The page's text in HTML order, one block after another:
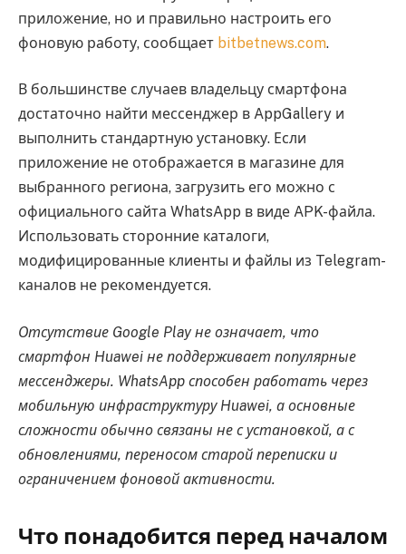
приложение, но и правильно настроить его
фоновую работу, сообщает bitbetnews.com.
В большинстве случаев владельцу смартфона
достаточно найти мессенджер в AppGallery и
выполнить стандартную установку. Если
приложение не отображается в магазине для
выбранного региона, загрузить его можно с
официального сайта WhatsApp в виде APK-файла.
Использовать сторонние каталоги,
модифицированные клиенты и файлы из Telegram-
каналов не рекомендуется.
Отсутствие Google Play не означает, что
смартфон Huawei не поддерживает популярные
мессенджеры. WhatsApp способен работать через
мобильную инфраструктуру Huawei, а основные
сложности обычно связаны не с установкой, а с
обновлениями, переносом старой переписки и
ограничением фоновой активности.
Что понадобится перед началом